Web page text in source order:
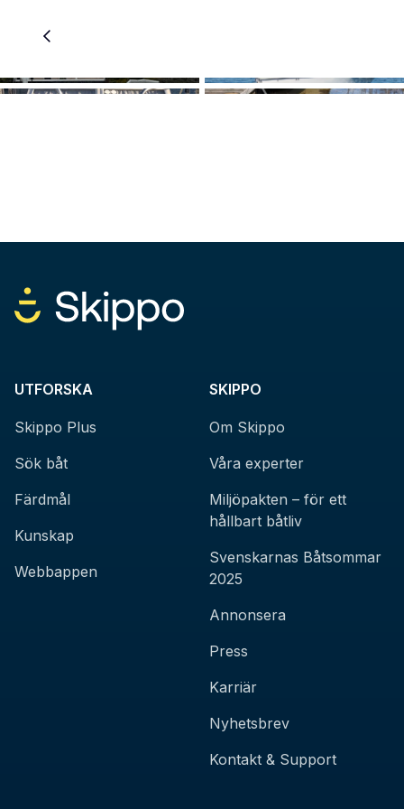
UTFORSKA
Skippo Plus
Sök båt
Färdmål
Kunskap
Webbappen
SKIPPO
Om Skippo
Våra experter
Miljöpakten – för ett
hållbart båtliv
Svenskarnas Båtsommar
2025
Annonsera
Press
Karriär
Nyhetsbrev
Kontakt & Support